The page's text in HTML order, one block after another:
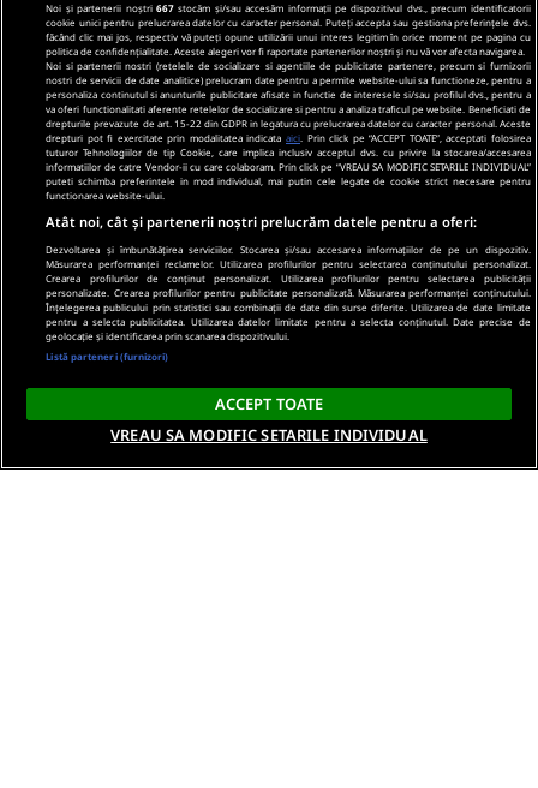
Noi și partenerii noștri667 stocăm și/sau accesăm informații pe dispozitivul dvs., precum identificatorii
cookie unici pentru prelucrarea datelor cu caracter personal. Puteți accepta sau gestiona preferințele dvs.
făcând clic mai jos, respectiv vă puteți opune utilizării unui interes legitim în orice moment pe pagina cu
politica de confidențialitate. Aceste alegeri vor fi raportate partenerilor noștri și nu vă vor afecta navigarea.
Noi si partenerii nostri (retelele de socializare si agentiile de publicitate partenere, precum si furnizorii
nostri de servicii de date analitice) prelucram date pentru a permite website-ului sa functioneze, pentru a
personaliza continutul si anunturile publicitare afisate in functie de interesele si/sau profilul dvs., pentru a
va oferi functionalitati aferente retelelor de socializare si pentru a analiza traficul pe website. Beneficiati de
drepturile prevazute de art. 15-22 din GDPR in legatura cu prelucrarea datelor cu caracter personal. Aceste
drepturi pot fi exercitate prin modalitatea indicata aici . Prin click pe “ACCEPT TOATE”, acceptati folosirea
tuturor Tehnologiilor de tip Cookie, care implica inclusiv acceptul dvs. cu privire la stocarea/accesarea
informatiilor de catre Vendor-ii cu care colaboram. Prin click pe “VREAU SA MODIFIC SETARILE INDIVIDUAL”
puteti schimba preferintele in mod individual, mai putin cele legate de cookie strict necesare pentru
functionarea website-ului.
Atât noi, cât și partenerii noștri prelucrăm datele pentru a oferi:
Dezvoltarea și îmbunătățirea serviciilor. Stocarea și/sau accesarea informațiilor de pe un dispozitiv.
Măsurarea performanței reclamelor. Utilizarea profilurilor pentru selectarea conținutului personalizat.
Crearea profilurilor de conținut personalizat. Utilizarea profilurilor pentru selectarea publicității
personalizate. Crearea profilurilor pentru publicitate personalizată. Măsurarea performanței conținutului.
Înțelegerea publicului prin statistici sau combinații de date din surse diferite. Utilizarea de date limitate
pentru a selecta publicitatea. Utilizarea datelor limitate pentru a selecta conținutul. Date precise de
geolocație și identificarea prin scanarea dispozitivului.
Listă parteneri (furnizori)
ACCEPT TOATE
VREAU SA MODIFIC SETARILE INDIVIDUAL